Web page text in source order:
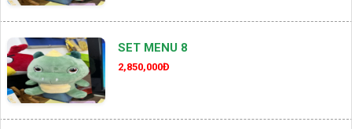
SET MENU 8
2,850,000Đ